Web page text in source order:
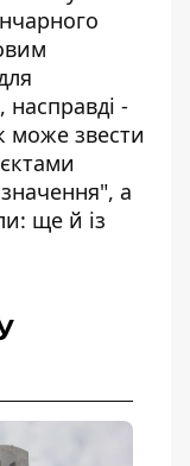
насправді -
може звести
а
ще й із